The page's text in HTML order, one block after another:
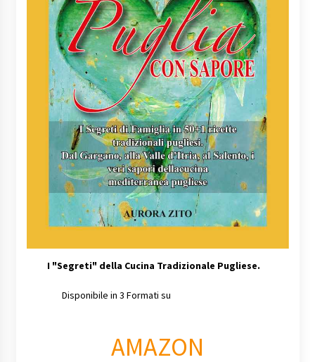
I "Segreti" della Cucina Tradizionale Pugliese.
Disponibile in 3 Formati su
AMAZON